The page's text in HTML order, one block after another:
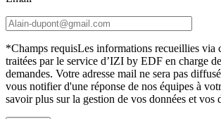
*Champs requisLes informations recueillies via
traitées par le service d’IZI by EDF en charge
demandes. Votre adresse mail ne sera pas
vous notifier d'une réponse de nos équipes à
savoir plus sur la gestion de vos données et vos